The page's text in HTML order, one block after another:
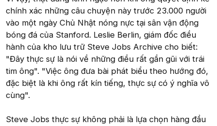
chính xác những câu chuyện này trước 23.000 người
vào một ngày Chủ Nhật nóng nực tại sân vận động
bóng đá của Stanford. Leslie Berlin, giám đốc điều
hành của kho lưu trữ Steve Jobs Archive cho biết:
"Đây thực sự là nói về những điều rất gần gũi với trái
tim ông". "Việc ông đưa bài phát biểu theo hướng đó,
đặc biệt là khi ông rất kín tiếng, thực sự có ý nghĩa vô
cùng".
Steve Jobs thực sự không phải là lựa chọn hàng đầu